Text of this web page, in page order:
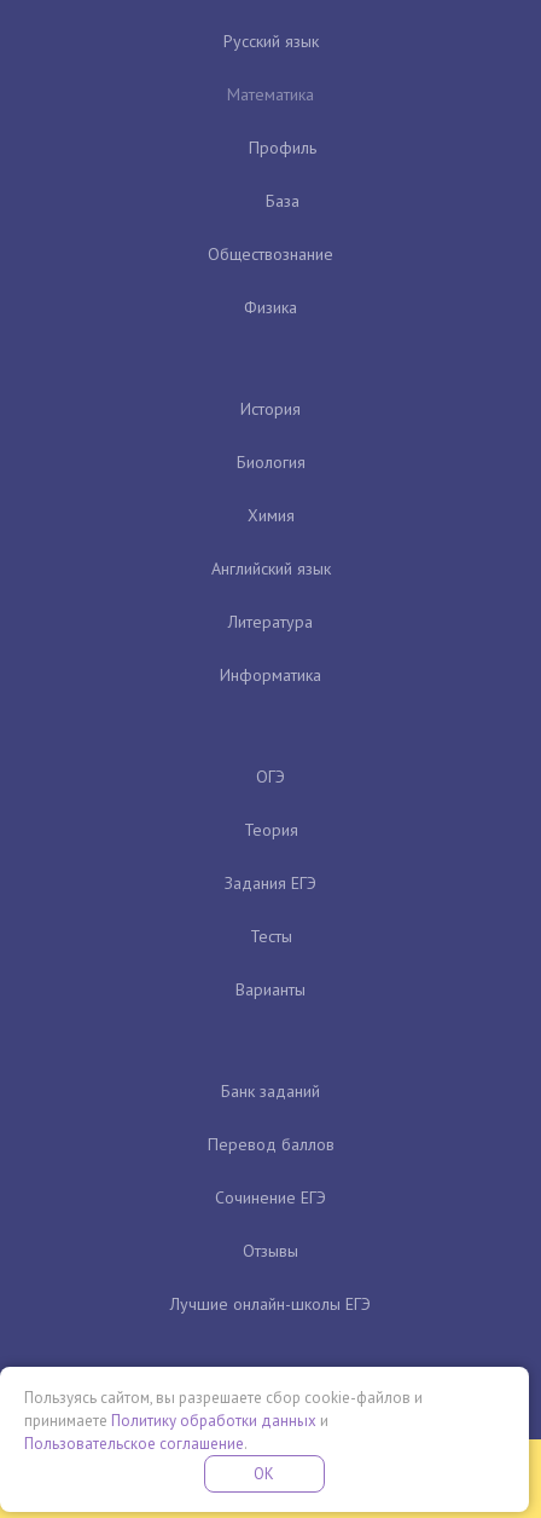
Русский язык
Математика
Профиль
База
Обществознание
Физика
История
Биология
Химия
Английский язык
Литература
Информатика
ОГЭ
Теория
Задания ЕГЭ
Тесты
Варианты
Банк заданий
Перевод баллов
Сочинение ЕГЭ
Отзывы
Лучшие онлайн-школы ЕГЭ
Бесплатная летняя школа
ПРОВЕДИ ЭТО ЛЕТО С ПОЛЬЗОЙ
Пользуясь сайтом, вы разрешаете сбор cookie-файлов и
принимаете Политику обработки данных и
Пользовательское соглашение.
OK